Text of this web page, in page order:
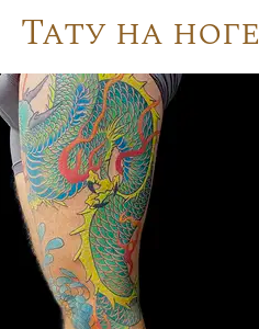
Тату на ноге